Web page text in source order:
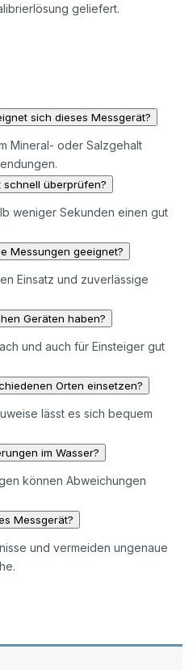
geliefert.
sich dieses Messgerät?
Mineral- oder Salzgehalt
schnell überprüfen?
weniger Sekunden einen gut
Messungen geeignet?
Einsatz und zuverlässige
Geräten haben?
und auch für Einsteiger gut
Orten einsetzen?
lässt es sich bequem
im Wasser?
können Abweichungen
Messgerät?
und vermeiden ungenaue